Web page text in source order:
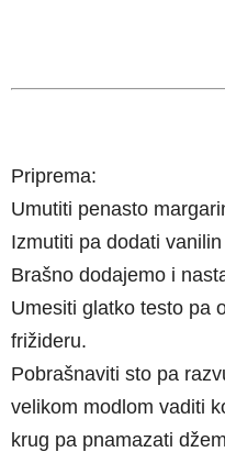
Priprema:
Umutiti penasto
Izmutiti pa dodati
Brašno dodajemo i
Umesiti glatko testo pa
frižideru.
Pobrašnaviti sto pa
velikom modlom vaditi
krug pa pnamazati